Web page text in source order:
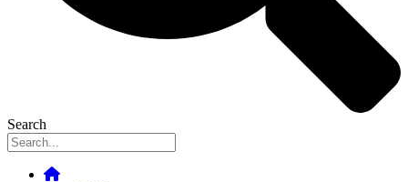
Search